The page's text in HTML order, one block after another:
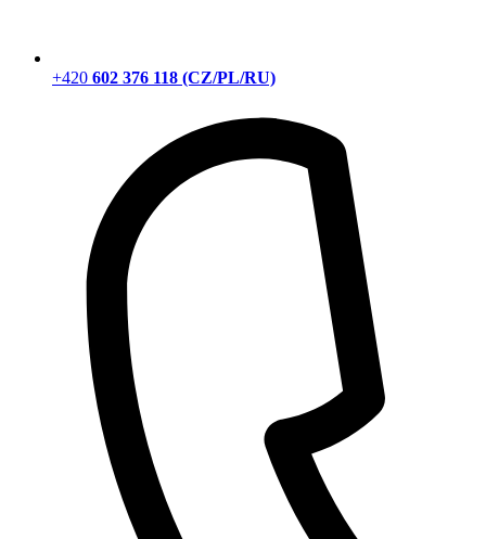
+420 602 376 118 (CZ/PL/RU)